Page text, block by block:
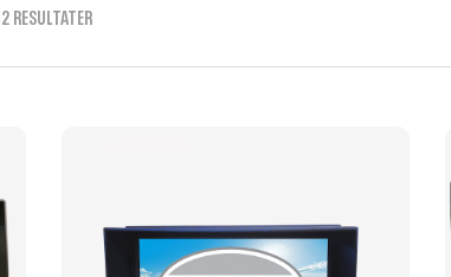
RESULTATER